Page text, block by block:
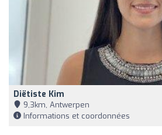
Diëtiste Kim
9,3km, Antwerpen
Informations et coordonnées